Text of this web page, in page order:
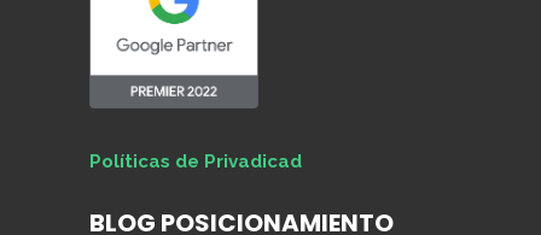
Políticas de Privadicad
BLOG POSICIONAMIENTO